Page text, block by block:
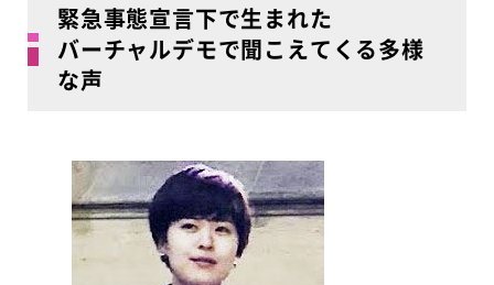
緊急事態宣言下で生まれた
バーチャルデモで聞こえてくる多様
な声